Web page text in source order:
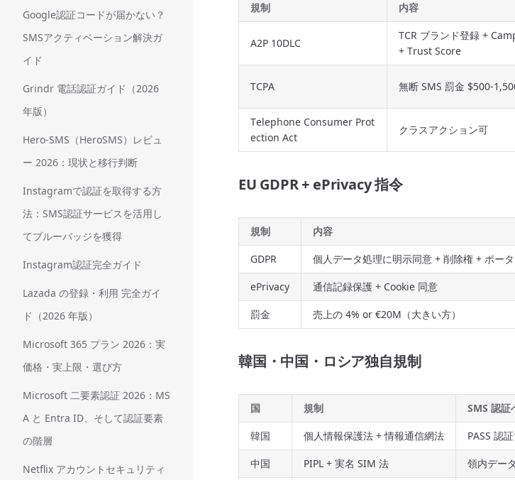
Google認証コードが届かない？
SMSアクティベーション解決ガ
イド
Grindr 電話認証ガイド（2026
年版）
Hero-SMS（HeroSMS）レビュ
ー 2026：現状と移行判断
Instagramで認証を取得する方
法：SMS認証サービスを活用し
てブルーバッジを獲得
Instagram認証完全ガイド
Lazada の登録・利用 完全ガイ
ド（2026 年版）
Microsoft 365 プラン 2026：実
価格・実上限・選び方
Microsoft 二要素認証 2026：MS
A と Entra ID、そして認証要素
の階層
Netflix アカウントセキュリティ
規制 内容
A2P 10DLC
TCR ブランド登録 +
+ Trust Score
TCPA 無断 SMS 罰金 $500-
Telephone Consumer Prot
ection Act
クラスアクション可
EU GDPR + ePrivacy 指令
規制 内容
GDPR 個人データ処理に明示同意 + 削除権 + ポー
ePrivacy 通信記録保護 + Cookie 同意
罰金 売上の 4% or €20M（大きい方）
韓国・中国・ロシア独自規制
国 規制 SMS 認証
韓国 個人情報保護法 + 情報通信網法 PASS 認
中国 PIPL + 実名 SIM 法 領内デー